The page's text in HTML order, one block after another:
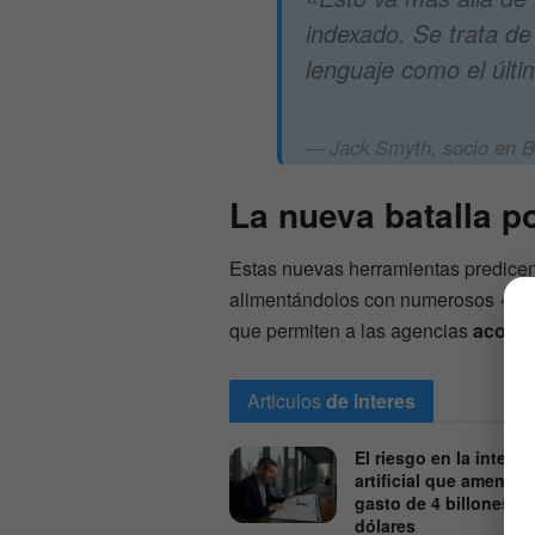
indexado. Se trata
lenguaje como el
Jack Smyth, socio en
La nueva batalla
Estas nuevas herramientas
alimentándolos con numerosos
que permiten a las agencias
Articulosde interes
El riesgo en la
artificial que amenaza
gasto de 4 billones de
dólares